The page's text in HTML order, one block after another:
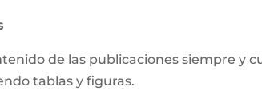
de las publicaciones siempre y
tablas y figuras.